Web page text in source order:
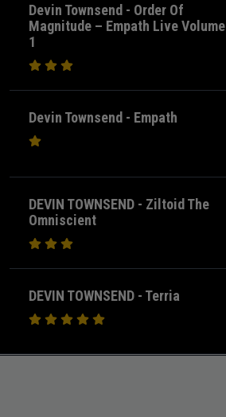
Devin Townsend - Order Of
Magnitude – Empath Live Volume
1
Devin Townsend - Empath
DEVIN TOWNSEND - Ziltoid The
Omniscient
DEVIN TOWNSEND - Terria